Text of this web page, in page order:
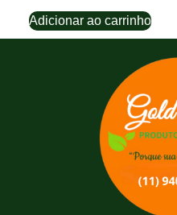
Adicionar ao carrinho